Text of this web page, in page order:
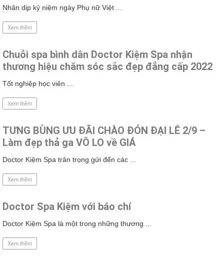
Nhân dịp kỷ niệm ngày Phụ nữ Việt ...
Xem thêm
Chuỗi spa bình dân Doctor Kiệm Spa nhận
thương hiệu chăm sóc sắc đẹp đẳng cấp 2022
Tốt nghiệp học viên ...
Xem thêm
TƯNG BÙNG ƯU ĐÃI CHÀO ĐÓN ĐẠI LỄ 2/9 –
Làm đẹp thả ga VÔ LO về GIÁ
Doctor Kiệm Spa trân trọng gửi đến các ...
Xem thêm
Doctor Spa Kiệm với báo chí
Doctor Kiệm Spa là một trong những thương ...
Xem thêm